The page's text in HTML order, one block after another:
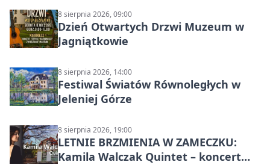
8 sierpnia 2026, 09:00
Dzień Otwartych Drzwi Muzeum w
Jagniątkowie
8 sierpnia 2026, 14:00
Festiwal Światów Równoległych w
Jeleniej Górze
8 sierpnia 2026, 19:00
LETNIE BRZMIENIA W ZAMECZKU:
Kamila Walczak Quintet – koncert